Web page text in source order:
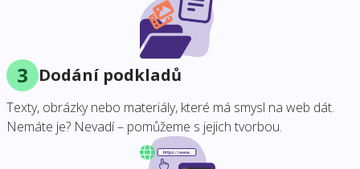
3 Dodání podkladů
Texty, obrázky nebo materiály, které má smysl na web dát.
Nemáte je? Nevadí – pomůžeme s jejich tvorbou.